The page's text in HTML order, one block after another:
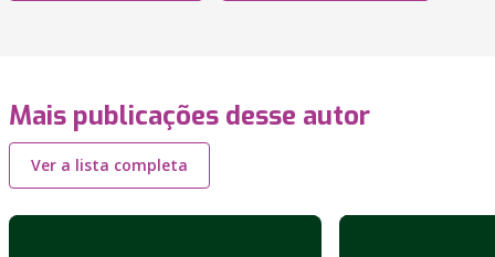
Mais publicações desse autor
Ver a lista completa